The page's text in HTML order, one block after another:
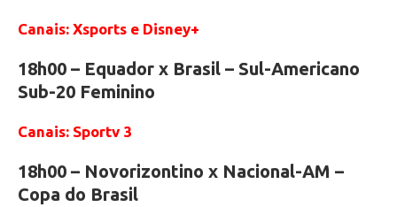
Canais: Xsports e Disney+
18h00 – Equador x Brasil – Sul-Americano
Sub-20 Feminino
Canais: Sportv 3
18h00 – Novorizontino x Nacional-AM –
Copa do Brasil